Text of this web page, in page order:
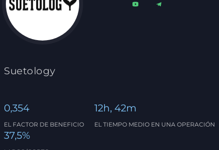
Contáctanos
Suetology
0,354
EL FACTOR DE BENEFICIO
12h, 42m
EL TIEMPO MEDIO EN UNA OPERACIÓN
37,5%